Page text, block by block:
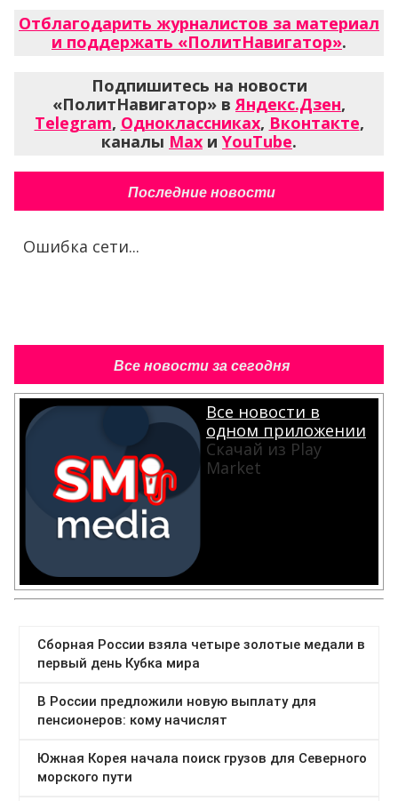
Отблагодарить журналистов за материал
и поддержать «ПолитНавигатор».
Подпишитесь на новости
«ПолитНавигатор» вЯндекс.Дзен,
Telegram, Одноклассниках, Вконтакте,
каналы Max и YouTube.
Последние новости
Ошибка сети...
Все новости за сегодня
Все новости в
одном приложении
Скачай из Play
Market